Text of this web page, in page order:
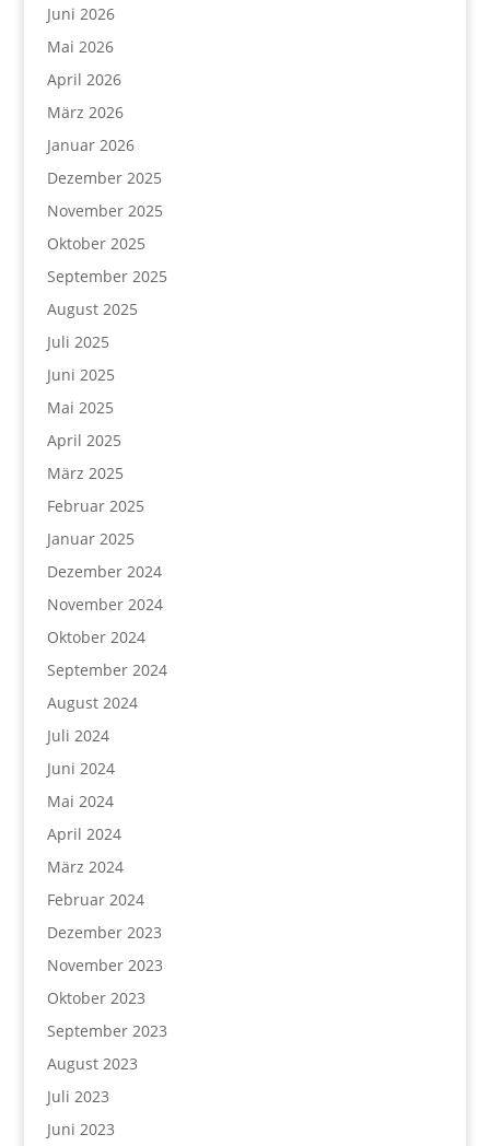
Juni 2026
Mai 2026
April 2026
März 2026
Januar 2026
Dezember 2025
November 2025
Oktober 2025
September 2025
August 2025
Juli 2025
Juni 2025
Mai 2025
April 2025
März 2025
Februar 2025
Januar 2025
Dezember 2024
November 2024
Oktober 2024
September 2024
August 2024
Juli 2024
Juni 2024
Mai 2024
April 2024
März 2024
Februar 2024
Dezember 2023
November 2023
Oktober 2023
September 2023
August 2023
Juli 2023
Juni 2023